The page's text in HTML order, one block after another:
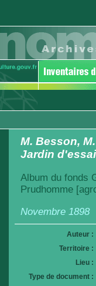
M. Besson,
Jardin
Album du fonds
Prudhomme
Novembre 1898
Auteur :
Territoire :
Lieu :
Type de document :